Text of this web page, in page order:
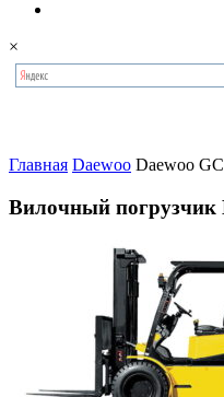
×
Главная Daewoo Daewoo
Вилочный погрузчик